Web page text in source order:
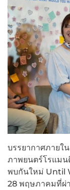
บรรยากาศภายใ
ภาพยนตร์โรแมน
พบกันใหม่ Until
28 พฤษภาคมที่ผ่